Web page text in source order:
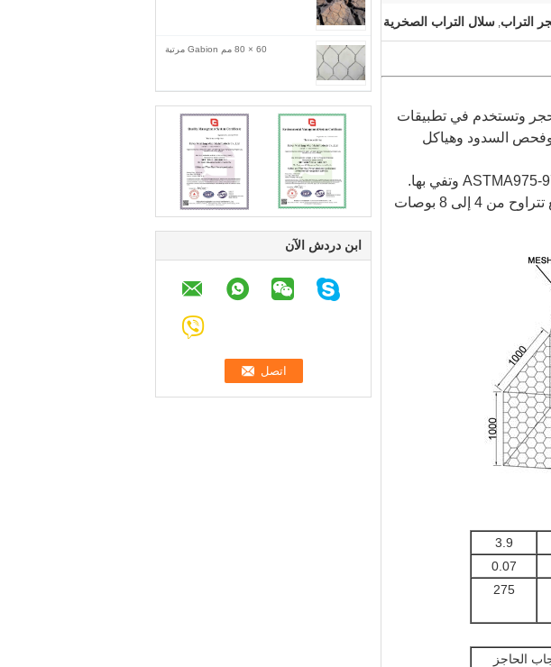
60 × 80 مم Gabion مرتبة
ابن دردش الآن
التراب, سلال التراب الصخرية
وتستخدم في تطبيقات
وفحص السدود وهياكل
مادة التعبئة الحجرية المستخدمة لملء وحدات التراب هي الحجر النظيف الصلب مع قطع تتراوح من 4 إلى 8 بوصات
3.9
0.07
275
الحاجز